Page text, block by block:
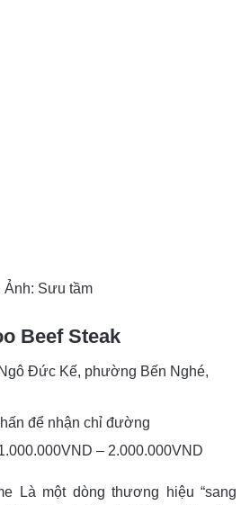
Ảnh: Sưu tầm
Beef Steak
Đức Kế, phường Bến Nghé,
để nhận chỉ đường
– 2.000.000VND
Là một dòng thương hiệu “sang